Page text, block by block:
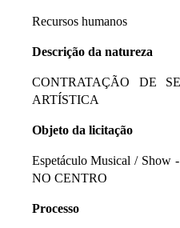
Recursos humanos
Descrição da natureza
CONTRATAÇÃO DE
ARTÍSTICA
Objeto da licitação
Espetáculo Musical /
NO CENTRO
Processo